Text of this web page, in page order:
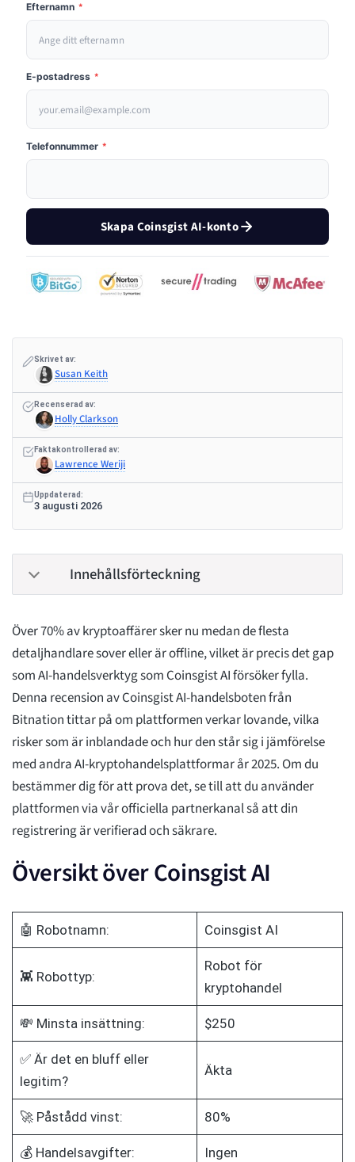
Efternamn *
E-postadress *
Telefonnummer *
Skapa Coinsgist AI-konto
Skrivet av:
Susan Keith
Recenserad av:
Holly Clarkson
Faktakontrollerad av:
Lawrence Weriji
Uppdaterad:
3 augusti 2026
Innehållsförteckning
Över 70% av kryptoaffärer sker nu medan de flesta
detaljhandlare sover eller är offline, vilket är precis det gap
som AI-handelsverktyg som Coinsgist AI försöker fylla.
Denna recension av Coinsgist AI-handelsboten från
Bitnation tittar på om plattformen verkar lovande, vilka
risker som är inblandade och hur den står sig i jämförelse
med andra AI-kryptohandelsplattformar år 2025. Om du
bestämmer dig för att prova det, se till att du använder
plattformen via vår officiella partnerkanal så att din
registrering är verifierad och säkrare.
Översikt över Coinsgist AI
🤖 Robotnamn: Coinsgist AI
👾 Robottyp:
Robot för
kryptohandel
💸 Minsta insättning: $250
✅ Är det en bluff eller
legitim?
Äkta
🚀 Påstådd vinst: 80%
💰 Handelsavgifter: Ingen